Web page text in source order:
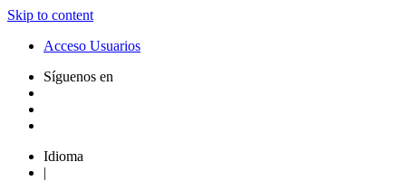
Skip to content
Acceso Usuarios
Síguenos en
Idioma
|